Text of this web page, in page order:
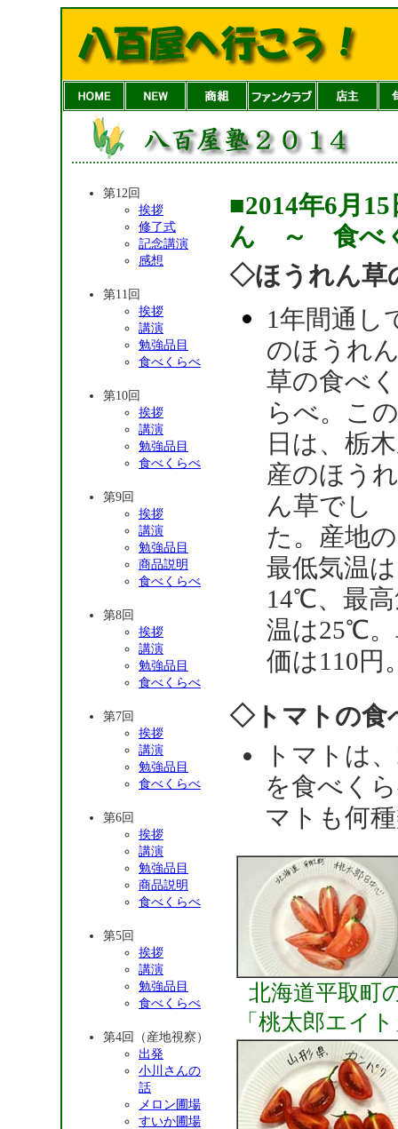
第12回
挨拶
修了式
記念講演
感想
第11回
挨拶
講演
勉強品目
食べくらべ
第10回
挨拶
講演
勉強品目
食べくらべ
第9回
挨拶
講演
勉強品目
商品説明
食べくらべ
第8回
挨拶
講演
勉強品目
食べくらべ
第7回
挨拶
講演
勉強品目
食べくらべ
第6回
挨拶
講演
勉強品目
商品説明
食べくらべ
第5回
挨拶
講演
勉強品目
食べくらべ
第4回（産地視察）
出発
小川さんの
話
メロン圃場
すいか圃場
■2014年6月
ん ～ 食べ
◇ほうれん草
1年間通し
のほうれ
草の食べく
らべ。この
日は、栃
産のほうれ
ん草でし
た。産地の
最低気温は
14℃、最
温は25℃
価は110円
◇トマトの食
トマトは
を食べく
マトも何
北海道平取町
「桃太郎エイ